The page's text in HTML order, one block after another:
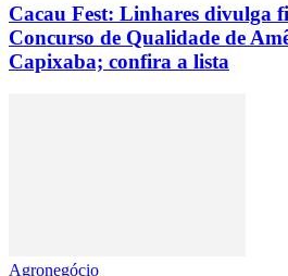
Cacau Fest: Linhares divulga
Concurso de Qualidade de
Capixaba; confira a lista
Agronegócio